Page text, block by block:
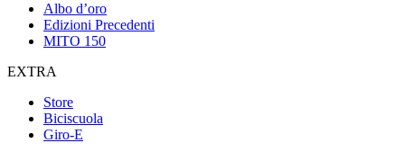
Albo d’oro
Edizioni Precedenti
MITO 150
EXTRA
Store
Biciscuola
Giro-E